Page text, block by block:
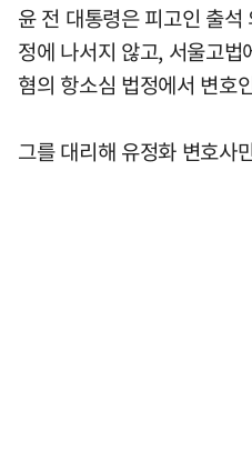
윤 전 대통령은 피고인 출
정에 나서지 않고, 서울고
혐의 항소심 법정에서 변호
그를 대리해 유정화 변호사